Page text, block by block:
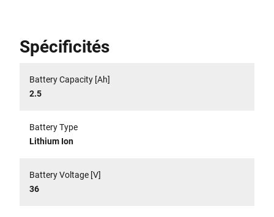
Spécificités
Battery Capacity [Ah]
2.5
Battery Type
Lithium Ion
Battery Voltage [V]
36